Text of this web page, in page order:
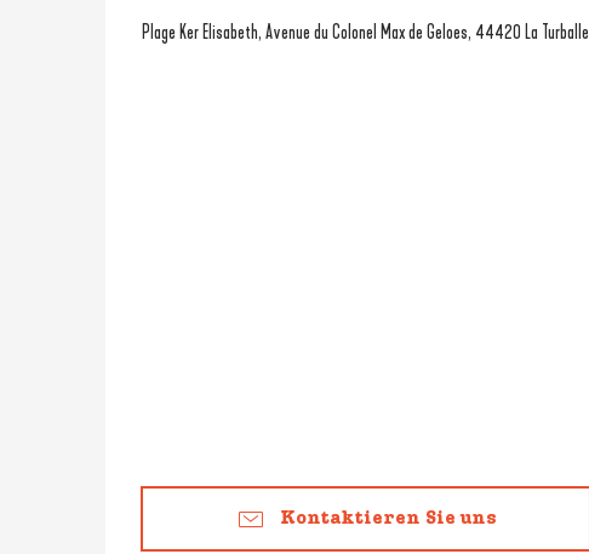
Plage Ker Elisabeth, Avenue du Colonel Max de Geloes, 44420 La Turballe
Kontaktieren Sie uns